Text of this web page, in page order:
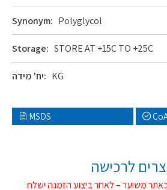
Synonym: Polyglycol
Storage: STORE AT +15C TO +25C
יח' מידה: KG
MSDS
לרכישה
משוער – לאחר ביצוע הזמנה ישלח